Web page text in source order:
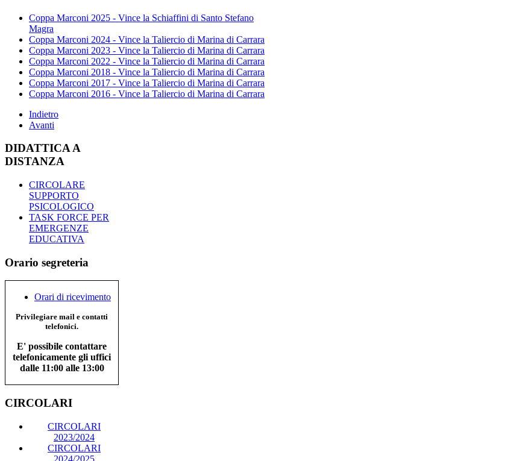
Coppa Marconi 2025 - Vince la Schiaffini di Santo Stefano
Magra
Coppa Marconi 2024 - Vince la Taliercio di Marina di Carrara
Coppa Marconi 2023 - Vince la Taliercio di Marina di Carrara
Coppa Marconi 2022 - Vince la Taliercio di Marina di Carrara
Coppa Marconi 2018 - Vince la Taliercio di Marina di Carrara
Coppa Marconi 2017 - Vince la Taliercio di Marina di Carrara
Coppa Marconi 2016 - Vince la Taliercio di Marina di Carrara
Indietro
Avanti
DIDATTICA A
DISTANZA
CIRCOLARE
SUPPORTO
PSICOLOGICO
TASK FORCE PER
EMERGENZE
EDUCATIVA
Orario segreteria
Orari di ricevimento
Privilegiare mail e contatti
telefonici.
E' possibile contattare
telefonicamente gli uffici
dalle 11:00 alle 13:00
CIRCOLARI
CIRCOLARI
2023/2024
CIRCOLARI
2024/2025